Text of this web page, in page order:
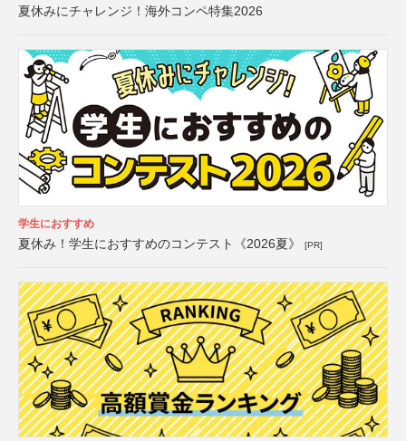
夏休みにチャレンジ！海外コンペ特集2026
学生におすすめ
夏休み！学生におすすめのコンテスト《2026夏》 [PR]